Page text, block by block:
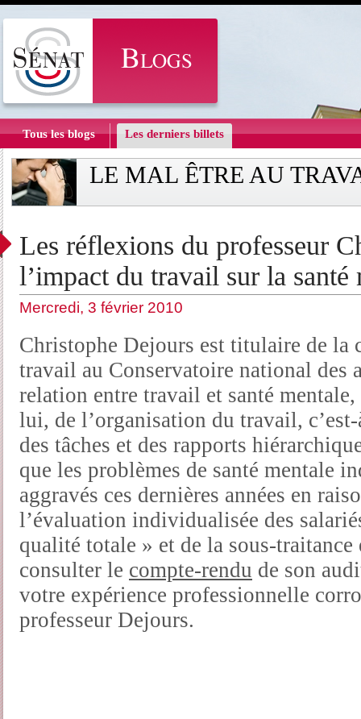
Tous les blogs Les derniers billets
LE MAL ÊTRE AU
Les réflexions du professeur
l’impact du travail sur la santé
Mercredi, 3 février 2010
Christophe Dejours est titulaire de la
travail au Conservatoire national des
relation entre travail et santé
lui, de l’organisation du travail,
des tâches et des rapports
que les problèmes de santé mentale
aggravés ces dernières années en
l’évaluation individualisée des
qualité totale » et de la sous-traitance
consulter le compte-rendu de son
votre expérience professionnelle
professeur Dejours.